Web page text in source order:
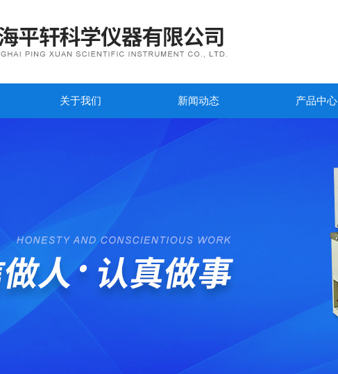
关于我们 新闻动态 产品中心